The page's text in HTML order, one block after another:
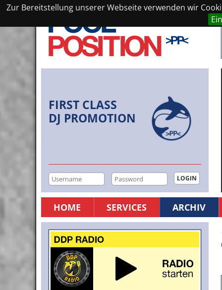
Zur Bereitstellung unserer Webseite verwenden wir
FIRST CLASS
DJ PROMOTION
HOME SERVICES ARCHIV